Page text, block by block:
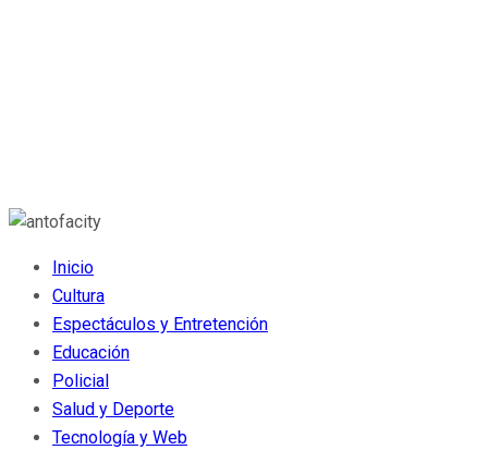
Inicio
Cultura
Espectáculos y Entretención
Educación
Policial
Salud y Deporte
Tecnología y Web